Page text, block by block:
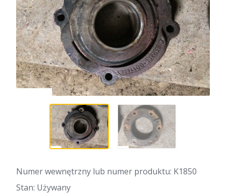
Numer wewnętrzny lub numer produktu: K1850
Stan: Używany